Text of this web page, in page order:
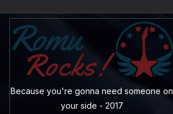
Because you're gonna need someone on
your side - 2017